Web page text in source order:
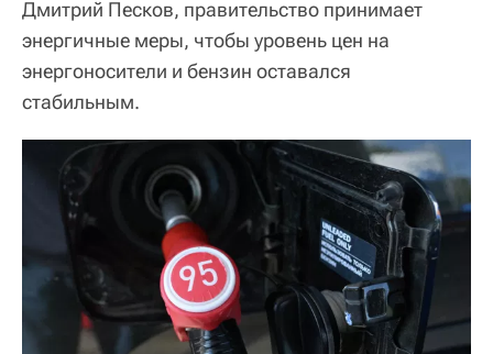
Дмитрий Песков, правительство принимает
энергичные меры, чтобы уровень цен на
энергоносители и бензин оставался
стабильным.